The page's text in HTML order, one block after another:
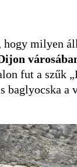
milyen
fut a szűk